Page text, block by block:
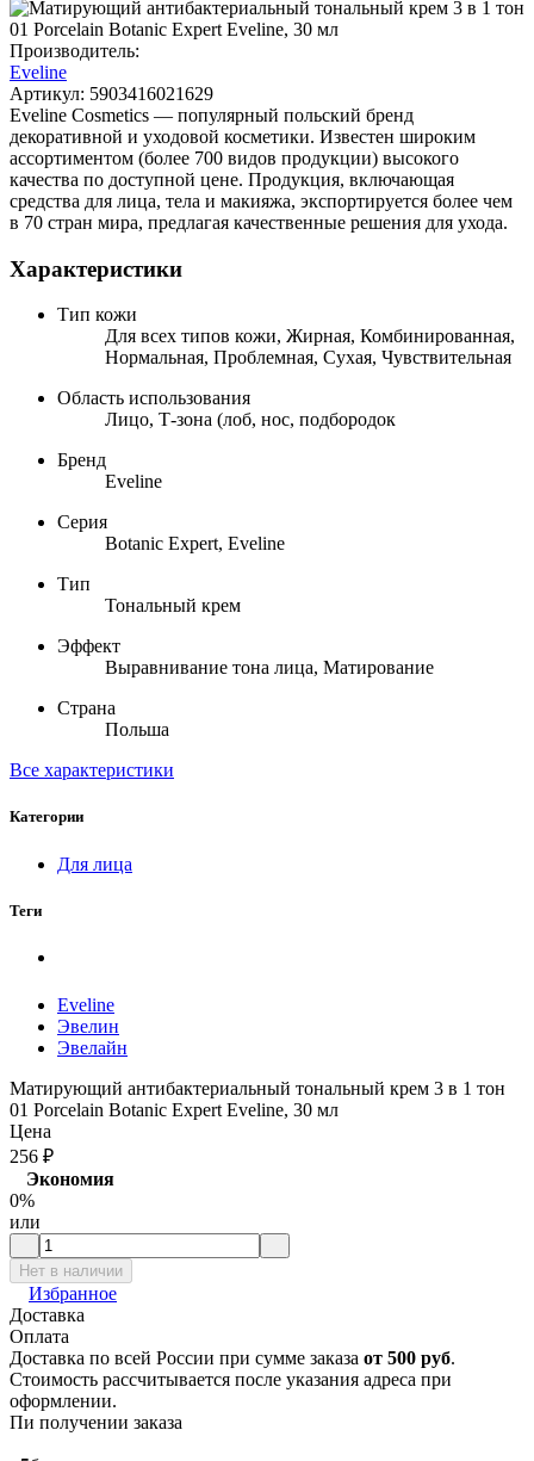
Производитель:
Eveline
Артикул: 5903416021629
Eveline Cosmetics — популярный польский бренд
декоративной и уходовой косметики. Известен широким
ассортиментом (более 700 видов продукции) высокого
качества по доступной цене. Продукция, включающая
средства для лица, тела и макияжа, экспортируется более чем
в 70 стран мира, предлагая качественные решения для ухода.
Характеристики
Тип кожи
Для всех типов кожи, Жирная, Комбинированная,
Нормальная, Проблемная, Сухая, Чувствительная
Область использования
Лицо, Т-зона (лоб, нос, подбородок
Бренд
Eveline
Серия
Botanic Expert, Eveline
Тип
Тональный крем
Эффект
Выравнивание тона лица, Матирование
Страна
Польша
Все характеристики
Категории
Для лица
Теги
Eveline
Эвелин
Эвелайн
Матирующий антибактериальный тональный крем 3 в 1 тон
01 Porcelain Botanic Expert Eveline, 30 мл
Цена
256 ₽
Экономия
0%
или
Нет в наличии
Избранное
Доставка
Оплата
Доставка по всей России при сумме заказа от 500 руб.
Стоимость рассчитывается после указания адреса при
оформлении.
Пи получении заказа